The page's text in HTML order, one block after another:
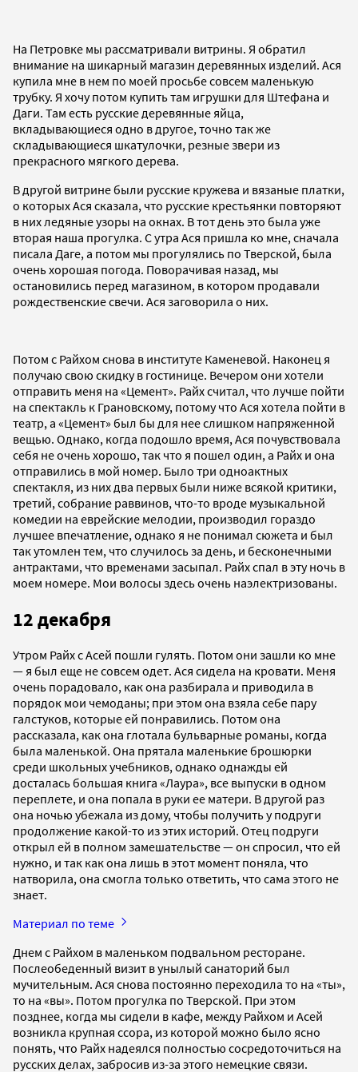
На Петровке мы рассматривали витрины. Я обратил
внимание на шикарный магазин деревянных изделий. Ася
купила мне в нем по моей просьбе совсем маленькую
трубку. Я хочу потом купить там игрушки для Штефана и
Даги. Там есть русские деревянные яйца,
вкладывающиеся одно в другое, точно так же
складывающиеся шкатулочки, резные звери из
прекрасного мягкого дерева.
В другой витрине были русские кружева и вязаные платки,
о которых Ася сказала, что русские крестьянки повторяют
в них ледяные узоры на окнах. В тот день это была уже
вторая наша прогулка. С утра Ася пришла ко мне, сначала
писала Даге, а потом мы прогулялись по Тверской, была
очень хорошая погода. Поворачивая назад, мы
остановились перед магазином, в котором продавали
рождественские свечи. Ася заговорила о них.
Потом с Райхом снова в институте Каменевой. Наконец я
получаю свою скидку в гостинице. Вечером они хотели
отправить меня на «Цемент». Райх считал, что лучше пойти
на спектакль к Грановскому, потому что Ася хотела пойти в
театр, а «Цемент» был бы для нее слишком напряженной
вещью. Однако, когда подошло время, Ася почувствовала
себя не очень хорошо, так что я пошел один, а Райх и она
отправились в мой номер. Было три одноактных
спектакля, из них два первых были ниже всякой критики,
третий, собрание раввинов, что-то вроде музыкальной
комедии на еврейские мелодии, производил гораздо
лучшее впечатление, однако я не понимал сюжета и был
так утомлен тем, что случилось за день, и бесконечными
антрактами, что временами засыпал. Райх спал в эту ночь в
моем номере. Мои волосы здесь очень наэлектризованы.
12 декабря
Утром Райх с Асей пошли гулять. Потом они зашли ко мне
— я был еще не совсем одет. Ася сидела на кровати. Меня
очень порадовало, как она разбирала и приводила в
порядок мои чемоданы; при этом она взяла себе пару
галстуков, которые ей понравились. Потом она
рассказала, как она глотала бульварные романы, когда
была маленькой. Она прятала маленькие брошюрки
среди школьных учебников, однако однажды ей
досталась большая книга «Лаура», все выпуски в одном
переплете, и она попала в руки ее матери. В другой раз
она ночью убежала из дому, чтобы получить у подруги
продолжение какой-то из этих историй. Отец подруги
открыл ей в полном замешательстве — он спросил, что ей
нужно, и так как она лишь в этот момент поняла, что
натворила, она смогла только ответить, что сама этого не
знает.
Материал по теме
Днем с Райхом в маленьком подвальном ресторане.
Послеобеденный визит в унылый санаторий был
мучительным. Ася снова постоянно переходила то на «ты»,
то на «вы». Потом прогулка по Тверской. При этом
позднее, когда мы сидели в кафе, между Райхом и Асей
возникла крупная ссора, из которой можно было ясно
понять, что Райх надеялся полностью сосредоточиться на
русских делах, забросив из-за этого немецкие связи.